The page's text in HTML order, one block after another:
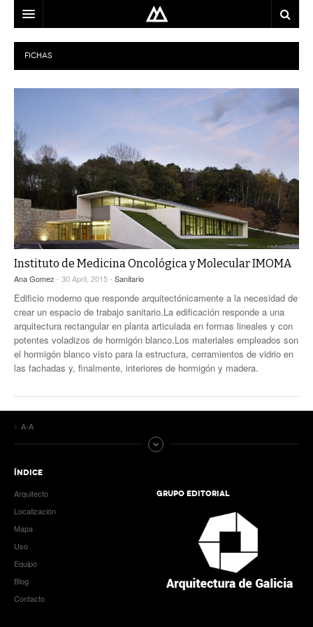
ARQUITECTO
LOCALIZACIÓN
EQUIPO
BLOG
CONTACTO
FICHAS
Instituto de Medicina Oncológica y Molecular IMOMA
Ana Gomez - 30 April, 2015 - Sanitario
Edificio moderno que responde arquitectónicamente a la necesidad de
crear un espacio de trabajo sanitario.La edificación responde a una
arquitectura rectangular en planta articulada en formas lineales y con
potentes voladizos de hormigón blanco.Los materiales empleados son
el hormigón blanco visto para la estructura, cerramientos de vidrio en
las fachadas y, finalmente, interiores de hormigón y madera.
A-A
ÍNDICE
Arquitecto
Localización
Mapa
Uso
Equipo
Blog
Contacto
GRUPO EDITORIAL